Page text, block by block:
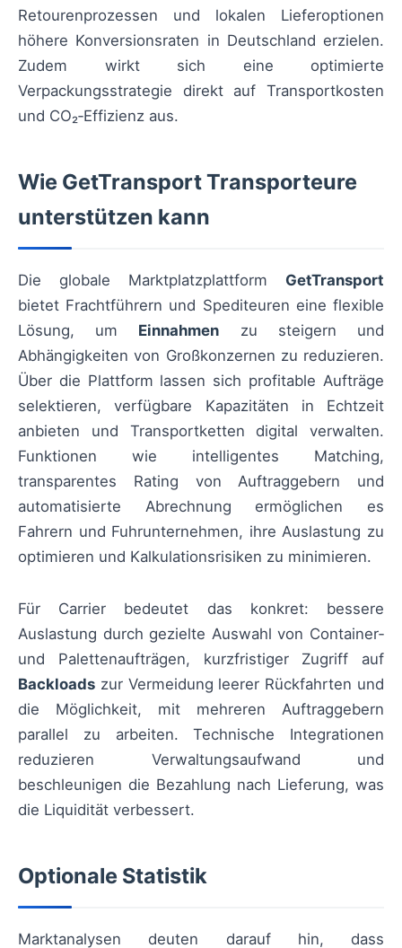
Retourenprozessen und lokalen Lieferoptionen
höhere Konversionsraten in Deutschland erzielen.
Zudem wirkt sich eine optimierte
Verpackungsstrategie direkt auf Transportkosten
und CO₂‑Effizienz aus.
Wie GetTransport Transporteure
unterstützen kann
Die globale Marktplatzplattform GetTransport
bietet Frachtführern und Spediteuren eine flexible
Lösung, um Einnahmen zu steigern und
Abhängigkeiten von Großkonzernen zu reduzieren.
Über die Plattform lassen sich profitable Aufträge
selektieren, verfügbare Kapazitäten in Echtzeit
anbieten und Transportketten digital verwalten.
Funktionen wie intelligentes Matching,
transparentes Rating von Auftraggebern und
automatisierte Abrechnung ermöglichen es
Fahrern und Fuhrunternehmen, ihre Auslastung zu
optimieren und Kalkulationsrisiken zu minimieren.
Für Carrier bedeutet das konkret: bessere
Auslastung durch gezielte Auswahl von Container‑
und Palettenaufträgen, kurzfristiger Zugriff auf
Backloads zur Vermeidung leerer Rückfahrten und
die Möglichkeit, mit mehreren Auftraggebern
parallel zu arbeiten. Technische Integrationen
reduzieren Verwaltungsaufwand und
beschleunigen die Bezahlung nach Lieferung, was
die Liquidität verbessert.
Optionale Statistik
Marktanalysen deuten darauf hin, dass